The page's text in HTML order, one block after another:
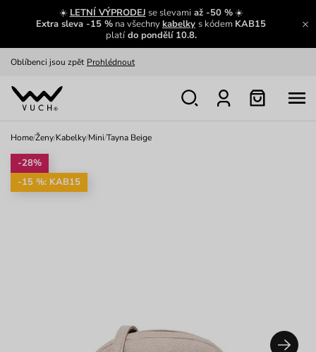
☀️ LETNÍ VÝPRODEJ se slevamiaž -50 %☀️
Extra sleva -15 % na všechnykabelky s kódem KAB15
platído pondělí 10.8.
Výměna a vrácení zdarma Zobrazit
Oblíbenci jsou zpět Prohlédnout
Home/Ženy/Kabelky/Mini/Tayna Beige
-28%
-15 %: KAB15